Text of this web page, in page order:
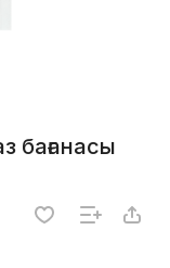
бағанасы